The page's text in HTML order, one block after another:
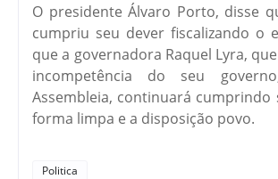
O presidente Álvaro Porto, disse
cumpriu seu dever fiscalizando o
que a governadora Raquel Lyra,
incompetência do seu
Assembleia, continuará cumprindo
forma limpa e a disposição povo.
Politica